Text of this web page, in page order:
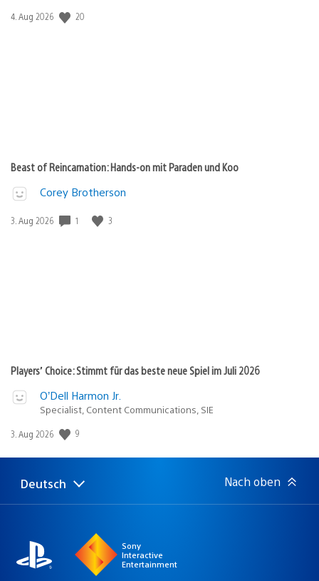
Veröffentlichungsdatum:
4. Aug 2026 20
Beast of Reincarnation: Hands-on mit Paraden und Koo
Corey Brotherson
Veröffentlichungsdatum:
3. Aug 2026 1 3
Players’ Choice: Stimmt für das beste neue Spiel im Juli 2026
O’Dell Harmon Jr.
Specialist, Content Communications, SIE
Veröffentlichungsdatum:
3. Aug 2026 9
Select
a
Aktuelle
Region:
Deutsch Nach oben
Sony
Interactive
Entertainment